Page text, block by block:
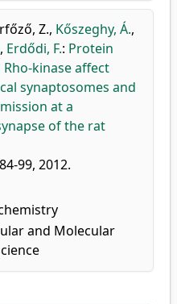
Z., Kőszeghy, Á.,
, Erdődi, F.: Protein
kinase affect
synaptosomes and
at a
of the rat
99, 2012.
and Molecular